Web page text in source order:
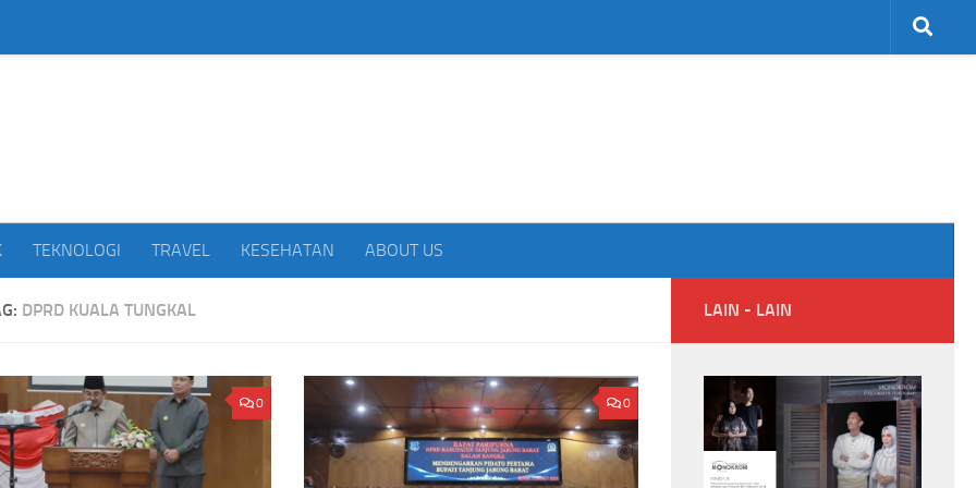
TEKNOLOGI TRAVEL KESEHATAN ABOUT US
DPRD KUALA TUNGKAL
0 0
5 Tren Kebaya 2026 yang Bikin
Penampilan Makin Anggun,Nomor 3 Jadi
Favorit
Megawati Hangestri Curi Perhatian
Korea Selatan, Julukan Ninja
Berkerudung Melekat pada Sang Bintang
Voli
Kebakaran Surya Kencana Padam,
Kemenhut Tutup Sementara Jalur
Pendakian Gunung Gede
LAIN - LAIN